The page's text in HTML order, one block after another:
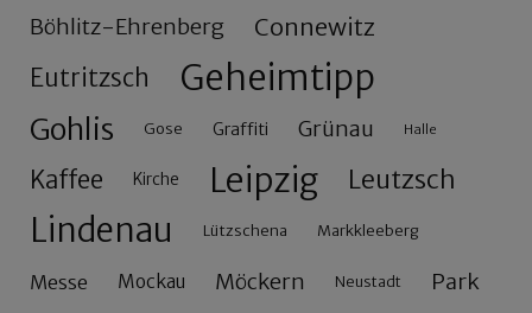
Böhlitz-Ehrenberg Connewitz
Eutritzsch Geheimtipp
Gohlis Gose Graffiti Grünau Halle
Kaffee Kirche Leipzig Leutzsch
Lindenau Lützschena Markkleeberg
Messe Mockau Möckern Neustadt Park